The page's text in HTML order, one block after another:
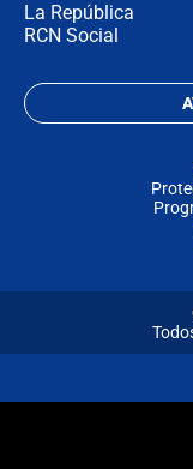
La República
RCN Social